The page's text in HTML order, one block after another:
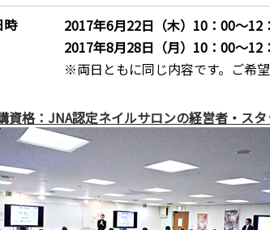
時
2017年6月22日（木）10：00～12
2017年8月28日（月）10：00～12
※両日ともに同じ内容です。ご希
資格：JNA認定ネイルサロンの経営者・スタ